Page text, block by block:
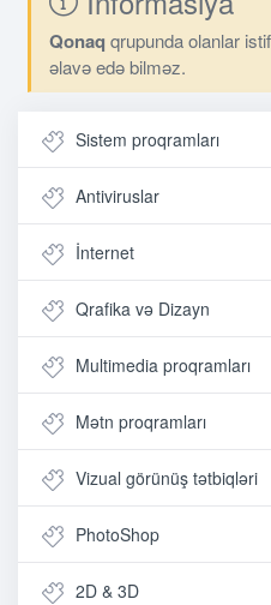
Qonaq qrupunda olanlar
əlavə edə bilməz.
Sistem proqramları
Antiviruslar
İnternet
Qrafika və Dizayn
Multimedia proqramları
Mətn proqramları
Vizual görünüş tətbiqləri
PhotoShop
2D & 3D